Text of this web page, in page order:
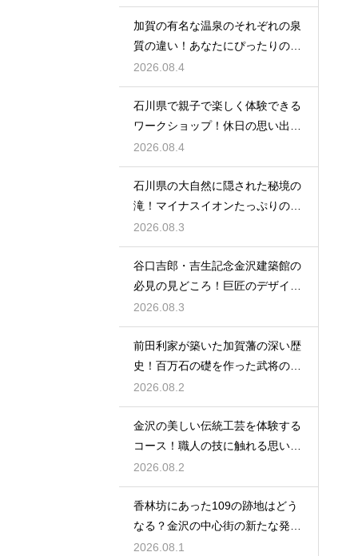
加賀の有名な温泉のそれぞれの泉
質の違い！あなたにぴったりの名
湯を探す
2026.08.4
石川県で親子で楽しく体験できる
ワークショップ！休日の思い出作
りに最適
2026.08.4
石川県の大自然に隠された秘境の
滝！マイナスイオンたっぷりの癒
やし空間
2026.08.3
谷口吉郎・吉生記念金沢建築館の
必見の見どころ！巨匠のデザイン
の神髄
2026.08.3
前田利家が築いた加賀藩の深い歴
史！百万石の礎を作った武将の生
涯に迫る
2026.08.2
金沢の美しい伝統工芸を体験する
コース！職人の技に触れる思い出
作りの旅
2026.08.2
香林坊にあった109の跡地はどう
なる？金沢の中心街の新たな発展
と未来
2026.08.1